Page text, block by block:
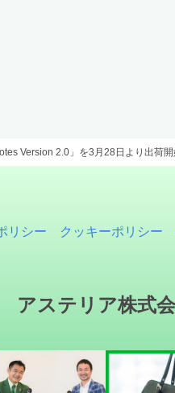
Version 2.0」を3月28日より出荷
リシー クッキーポリシー
アステリア株式